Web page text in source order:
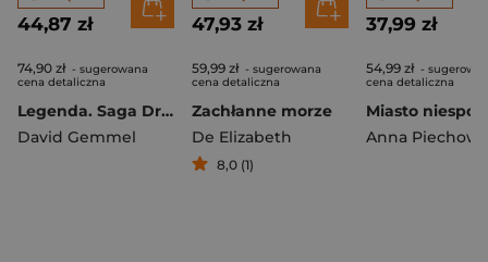
44,87 zł
74,90 zł - sugerowana
cena detaliczna
Legenda. Saga Drenajów. Tom 1
David Gemmel
47,93 zł
59,99 zł - sugerowana
cena detaliczna
Zachłanne morze
De Elizabeth
8,0 (1)
37,99 zł
54,99 zł -
cena detaliczna
Anna